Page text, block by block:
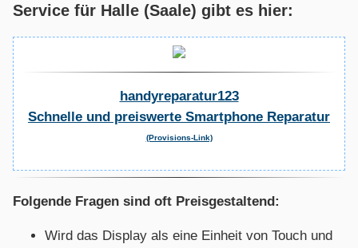
Service für Halle (Saale) gibt es hier:
handyreparatur123
Schnelle und preiswerte Smartphone Reparatur
(Provisions-Link)
Folgende Fragen sind oft Preisgestaltend:
Wird das Display als eine Einheit von Touch und